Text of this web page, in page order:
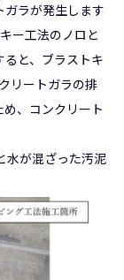
ガラが発生します
ー工法のノロと
と、ブラストキ
リートガラの排
、コンクリート
水が混ざった汚泥